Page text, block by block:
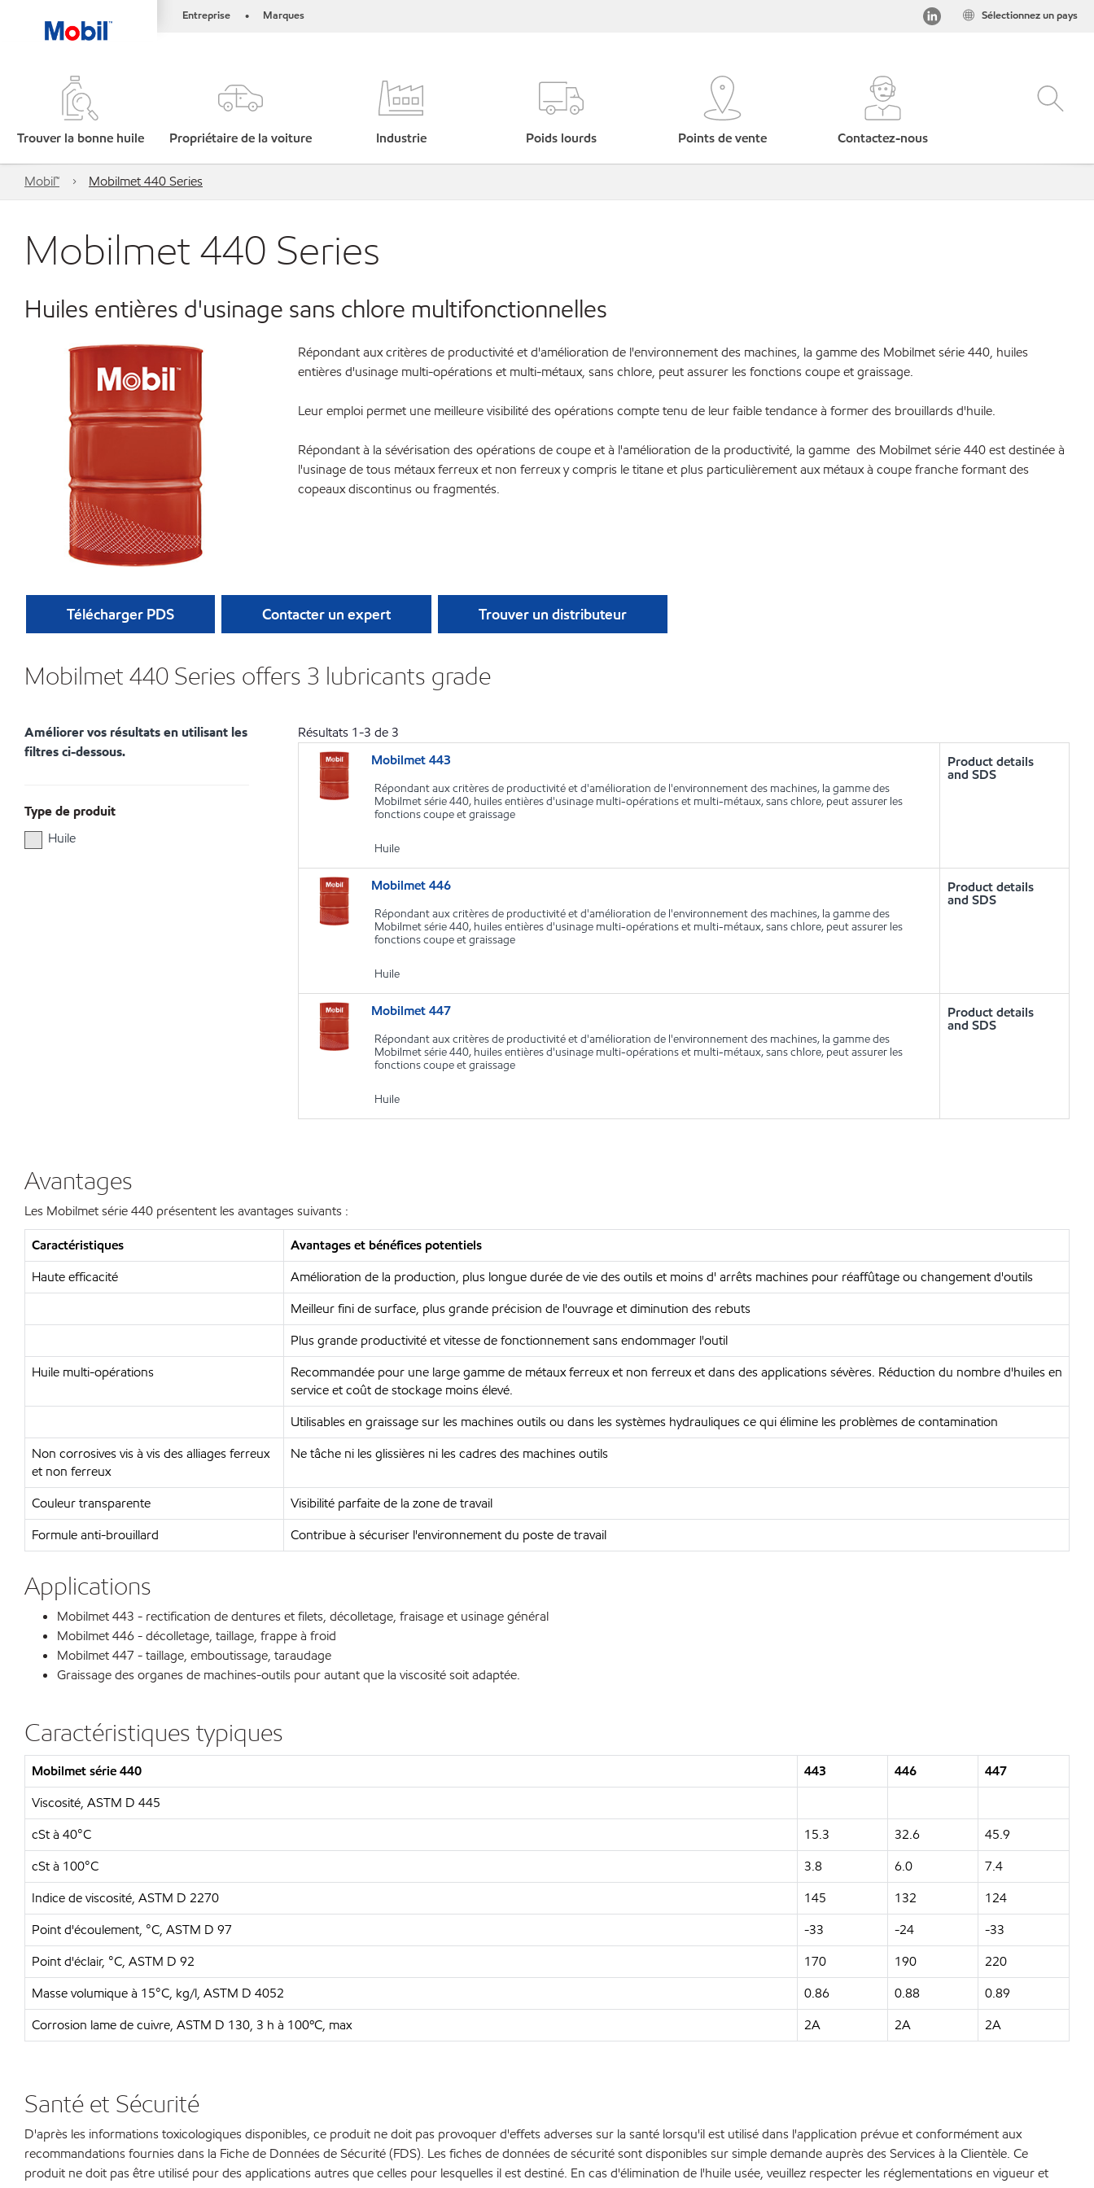
Entreprise • Marques Sélectionnez un pays
Trouver la bonne huile Propriétaire de la voiture Industrie Poids lourds Points de vente Contactez-nous
Mobil™ Mobilmet 440 Series
Mobilmet 440 Series
Huiles entières d'usinage sans chlore multifonctionnelles
Répondant aux critères de productivité et d'amélioration de l'environnement des machines, la gamme des Mobilmet série 440, huiles
entières d'usinage multi-opérations et multi-métaux, sans chlore, peut assurer les fonctions coupe et graissage.
Leur emploi permet une meilleure visibilité des opérations compte tenu de leur faible tendance à former des brouillards d'huile.
Répondant à la sévérisation des opérations de coupe et à l'amélioration de la productivité, la gamme des Mobilmet série 440 est destinée à
l'usinage de tous métaux ferreux et non ferreux y compris le titane et plus particulièrement aux métaux à coupe franche formant des
copeaux discontinus ou fragmentés.
Télécharger PDS Contacter un expert Trouver un distributeur
Mobilmet 440 Series offers 3 lubricants grade
Améliorer vos résultats en utilisant les
filtres ci-dessous.
Type de produit
Huile
Résultats 1-3 de3
Mobilmet 443
Répondant aux critères de productivité et d'amélioration de l'environnement des machines, la gamme des
Mobilmet série 440, huiles entières d'usinage multi-opérations et multi-métaux, sans chlore, peut assurer les
fonctions coupe et graissage
Huile
Product details
and SDS
Mobilmet 446
Répondant aux critères de productivité et d'amélioration de l'environnement des machines, la gamme des
Mobilmet série 440, huiles entières d'usinage multi-opérations et multi-métaux, sans chlore, peut assurer les
fonctions coupe et graissage
Huile
Product details
and SDS
Mobilmet 447
Répondant aux critères de productivité et d'amélioration de l'environnement des machines, la gamme des
Mobilmet série 440, huiles entières d'usinage multi-opérations et multi-métaux, sans chlore, peut assurer les
fonctions coupe et graissage
Huile
Product details
and SDS
Avantages
Les Mobilmet série 440 présentent les avantages suivants :
Caractéristiques
Avantages et bénéfices potentiels
Haute efficacité
Amélioration de la production, plus longue durée de vie des outils et moins d' arrêts machines pour réaffûtage ou changement d'outils
Meilleur fini de surface, plus grande précision de l'ouvrage et diminution des rebuts
Plus grande productivité et vitesse de fonctionnement sans endommager l'outil
Huile multi-opérations
Recommandée pour une large gamme de métaux ferreux et non ferreux et dans des applications sévères. Réduction du nombre d'huiles en
service et coût de stockage moins élevé.
Utilisables en graissage sur les machines outils ou dans les systèmes hydrauliques ce qui élimine les problèmes de contamination
Non corrosives vis à vis des alliages ferreux
et non ferreux
Ne tâche ni les glissières ni les cadres des machines outils
Couleur transparente
Visibilité parfaite de la zone de travail
Formule anti-brouillard
Contribue à sécuriser l'environnement du poste de travail
Applications
Mobilmet 443 - rectification de dentures et filets, décolletage, fraisage et usinage général
Mobilmet 446 - décolletage, taillage, frappe à froid
Mobilmet 447 - taillage, emboutissage, taraudage
Graissage des organes de machines-outils pour autant que la viscosité soit adaptée.
Caractéristiques typiques
Mobilmet série 440 443 446
447
Viscosité, ASTM D 445
cSt à 40°C
15.3 32.6
45.9
cSt à 100°C
3.8 6.0
7.4
Indice de viscosité, ASTM D 2270
145 132
124
Point d'écoulement, °C, ASTM D 97
-33 -24
-33
Point d'éclair, °C, ASTM D 92
170 190
220
Masse volumique à 15°C, kg/l, ASTM D 4052
0.86 0.88
0.89
Corrosion lame de cuivre, ASTM D 130, 3 h à 100ºC, max
2A 2A 2A
Santé et Sécurité
D'après les informations toxicologiques disponibles, ce produit ne doit pas provoquer d'effets adverses sur la santé lorsqu'il est utilisé dans l'application prévue et conformément aux
recommandations fournies dans la Fiche de Données de Sécurité (FDS). Les fiches de données de sécurité sont disponibles sur simple demande auprès des Services à la Clientèle. Ce
produit ne doit pas être utilisé pour des applications autres que celles pour lesquelles il est destiné. En cas d'élimination de l'huile usée, veuillez respecter les réglementations en vigueur et